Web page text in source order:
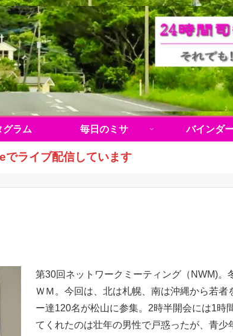
グラム 毎日のミサ バインダ
でライブ配信しています
第30回ネットワークミーティング（NWM)。
ＷＭ。今回は、北は札幌、南は沖縄から若者
ー達120名が松山に参集。2時半開会には1時
てくれたのは壮年の男性で戸惑ったが、青少